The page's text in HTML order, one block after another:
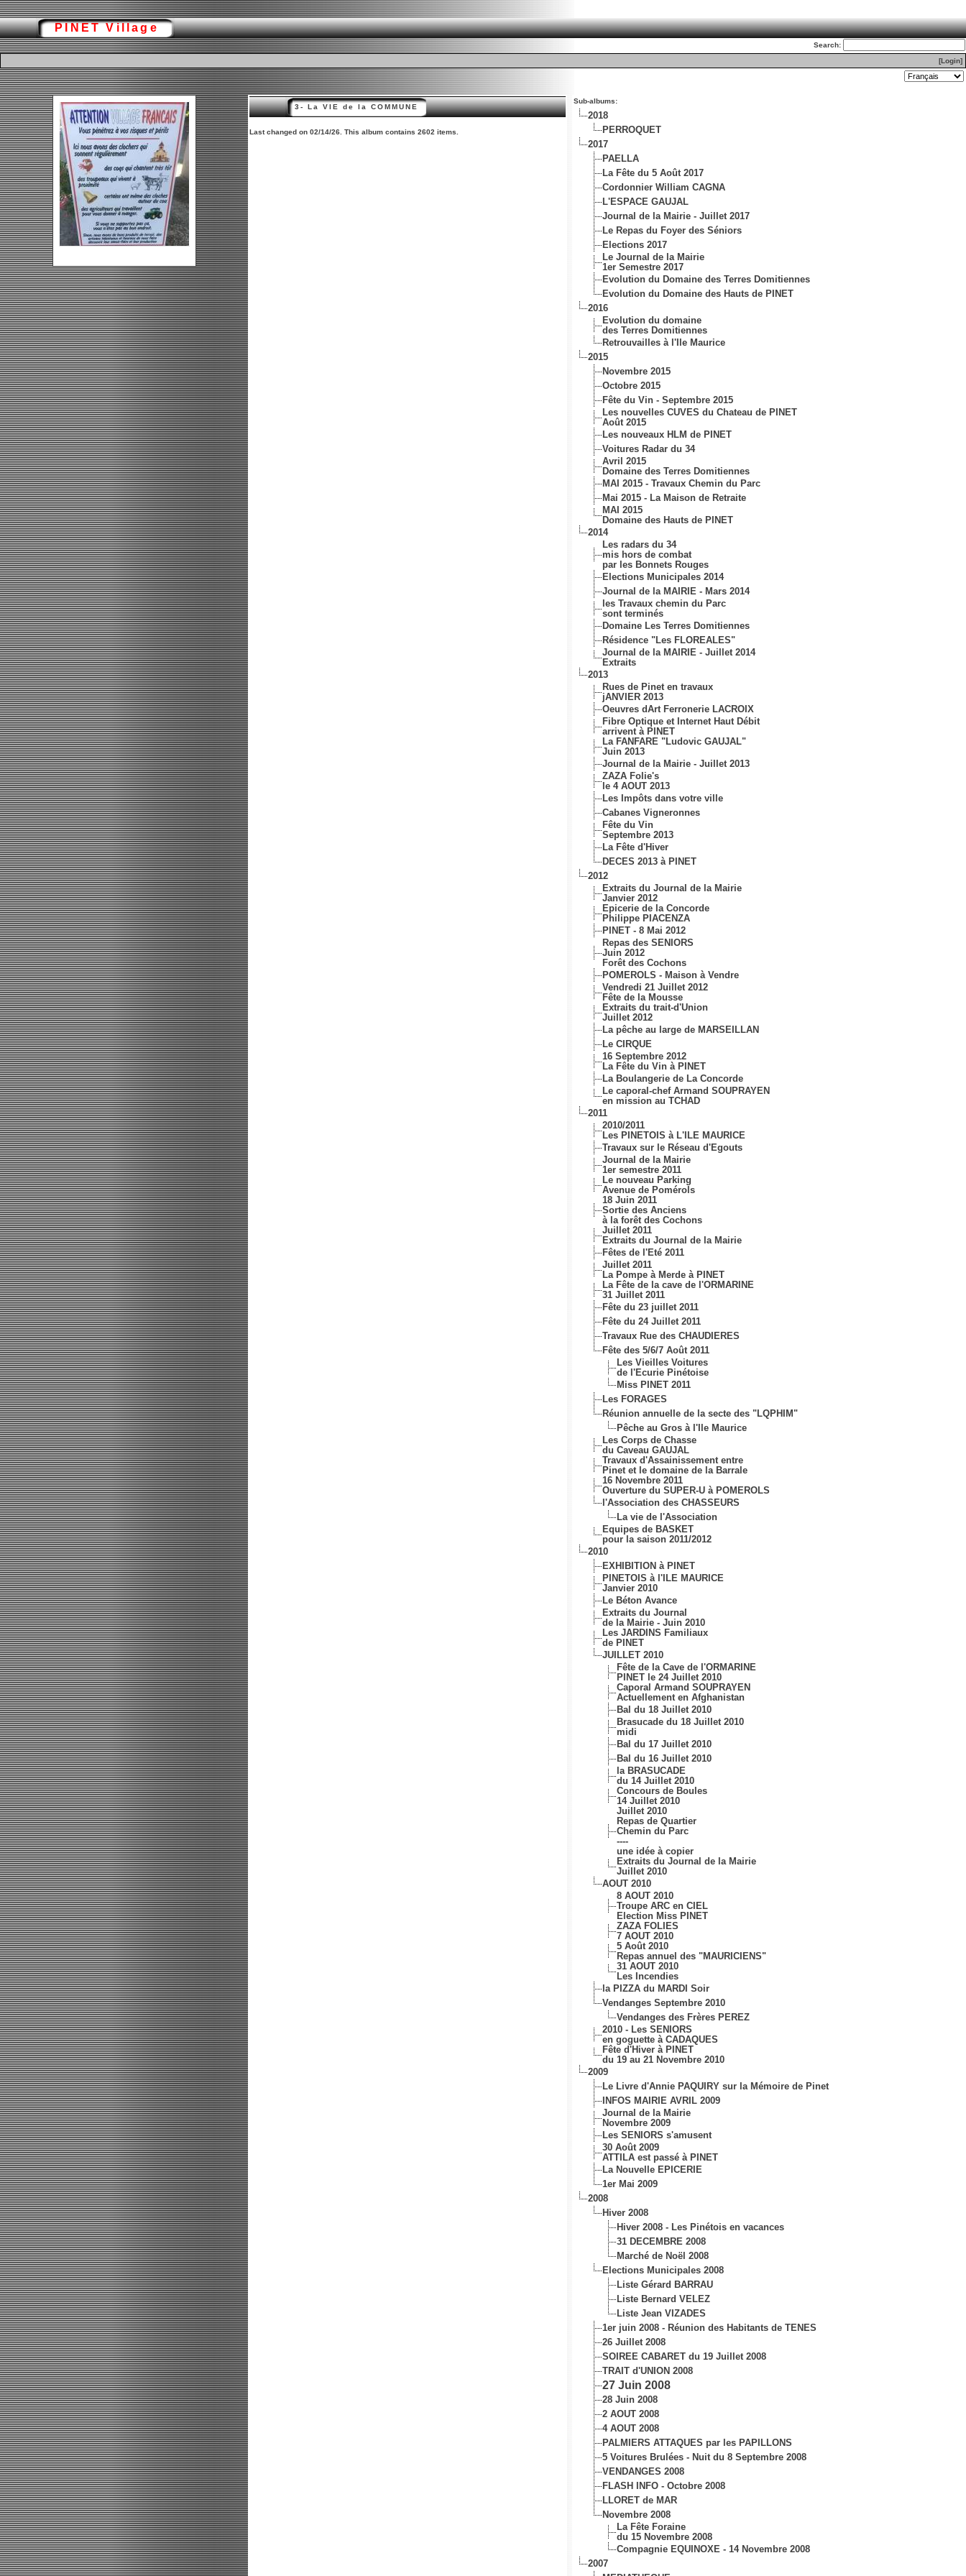
PINET Village
Search:
[Login]
3- La VIE de la COMMUNE
Last changed on 02/14/26. This album contains 2602 items.
Sub-albums:
2018
PERROQUET
2017
PAELLA
La Fête du 5 Août 2017
Cordonnier William CAGNA
L'ESPACE GAUJAL
Journal de la Mairie - Juillet 2017
Le Repas du Foyer des Séniors
Elections 2017
Le Journal de la Mairie
1er Semestre 2017
Evolution du Domaine des Terres Domitiennes
Evolution du Domaine des Hauts de PINET
2016
Evolution du domaine
des Terres Domitiennes
Retrouvailles à l'Ile Maurice
2015
Novembre 2015
Octobre 2015
Fête du Vin - Septembre 2015
Les nouvelles CUVES du Chateau de PINET
Août 2015
Les nouveaux HLM de PINET
Voitures Radar du 34
Avril 2015
Domaine des Terres Domitiennes
MAI 2015 - Travaux Chemin du Parc
Mai 2015 - La Maison de Retraite
MAI 2015
Domaine des Hauts de PINET
2014
Les radars du 34
mis hors de combat
par les Bonnets Rouges
Elections Municipales 2014
Journal de la MAIRIE - Mars 2014
les Travaux chemin du Parc
sont terminés
Domaine Les Terres Domitiennes
Résidence "Les FLOREALES"
Journal de la MAIRIE - Juillet 2014
Extraits
2013
Rues de Pinet en travaux
jANVIER 2013
Oeuvres dArt Ferronerie LACROIX
Fibre Optique et Internet Haut Débit
arrivent à PINET
La FANFARE "Ludovic GAUJAL"
Juin 2013
Journal de la Mairie - Juillet 2013
ZAZA Folie's
le 4 AOUT 2013
Les Impôts dans votre ville
Cabanes Vigneronnes
Fête du Vin
Septembre 2013
La Fête d'Hiver
DECES 2013 à PINET
2012
Extraits du Journal de la Mairie
Janvier 2012
Epicerie de la Concorde
Philippe PIACENZA
PINET - 8 Mai 2012
Repas des SENIORS
Juin 2012
Forêt des Cochons
POMEROLS - Maison à Vendre
Vendredi 21 Juillet 2012
Fête de la Mousse
Extraits du trait-d'Union
Juillet 2012
La pêche au large de MARSEILLAN
Le CIRQUE
16 Septembre 2012
La Fête du Vin à PINET
La Boulangerie de La Concorde
Le caporal-chef Armand SOUPRAYEN
en mission au TCHAD
2011
2010/2011
Les PINETOIS à L'ILE MAURICE
Travaux sur le Réseau d'Egouts
Journal de la Mairie
1er semestre 2011
Le nouveau Parking
Avenue de Pomérols
18 Juin 2011
Sortie des Anciens
à la forêt des Cochons
Juillet 2011
Extraits du Journal de la Mairie
Fêtes de l'Eté 2011
Juillet 2011
La Pompe à Merde à PINET
La Fête de la cave de l'ORMARINE
31 Juillet 2011
Fête du 23 juillet 2011
Fête du 24 Juillet 2011
Travaux Rue des CHAUDIERES
Fête des 5/6/7 Août 2011
Les Vieilles Voitures
de l'Ecurie Pinétoise
Miss PINET 2011
Les FORAGES
Réunion annuelle de la secte des "LQPHIM"
Pêche au Gros à l'Ile Maurice
Les Corps de Chasse
du Caveau GAUJAL
Travaux d'Assainissement entre
Pinet et le domaine de la Barrale
16 Novembre 2011
Ouverture du SUPER-U à POMEROLS
l'Association des CHASSEURS
La vie de l'Association
Equipes de BASKET
pour la saison 2011/2012
2010
EXHIBITION à PINET
PINETOIS à l'ILE MAURICE
Janvier 2010
Le Béton Avance
Extraits du Journal
de la Mairie - Juin 2010
Les JARDINS Familiaux
de PINET
JUILLET 2010
Fête de la Cave de l'ORMARINE
PINET le 24 Juillet 2010
Caporal Armand SOUPRAYEN
Actuellement en Afghanistan
Bal du 18 Juillet 2010
Brasucade du 18 Juillet 2010
midi
Bal du 17 Juillet 2010
Bal du 16 Juillet 2010
la BRASUCADE
du 14 Juillet 2010
Concours de Boules
14 Juillet 2010
Juillet 2010
Repas de Quartier
Chemin du Parc
----
une idée à copier
Extraits du Journal de la Mairie
Juillet 2010
AOUT 2010
8 AOUT 2010
Troupe ARC en CIEL
Election Miss PINET
ZAZA FOLIES
7 AOUT 2010
5 Août 2010
Repas annuel des "MAURICIENS"
31 AOUT 2010
Les Incendies
la PIZZA du MARDI Soir
Vendanges Septembre 2010
Vendanges des Frères PEREZ
2010 - Les SENIORS
en goguette à CADAQUES
Fête d'Hiver à PINET
du 19 au 21 Novembre 2010
2009
Le Livre d'Annie PAQUIRY sur la Mémoire de Pinet
INFOS MAIRIE AVRIL 2009
Journal de la Mairie
Novembre 2009
Les SENIORS s'amusent
30 Août 2009
ATTILA est passé à PINET
La Nouvelle EPICERIE
1er Mai 2009
2008
Hiver 2008
Hiver 2008 - Les Pinétois en vacances
31 DECEMBRE 2008
Marché de Noël 2008
Elections Municipales 2008
Liste Gérard BARRAU
Liste Bernard VELEZ
Liste Jean VIZADES
1er juin 2008 - Réunion des Habitants de TENES
26 Juillet 2008
SOIREE CABARET du 19 Juillet 2008
TRAIT d'UNION 2008
27 Juin 2008
28 Juin 2008
2 AOUT 2008
4 AOUT 2008
PALMIERS ATTAQUES par les PAPILLONS
5 Voitures Brulées - Nuit du 8 Septembre 2008
VENDANGES 2008
FLASH INFO - Octobre 2008
LLORET de MAR
Novembre 2008
La Fête Foraine
du 15 Novembre 2008
Compagnie EQUINOXE - 14 Novembre 2008
2007